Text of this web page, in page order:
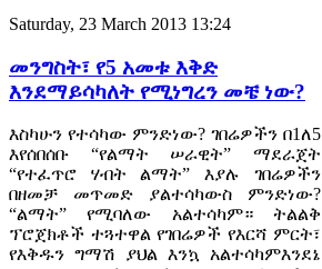
Saturday, 23 March 2013 13:24
መንግስት፣ የ5 አመቱ እቅድ
እንደማይሳካለት የሚነግረን መቼ ነው?
እስካሁን የተሳካው ምንድነው? ገበሬዎችን በ1ለ5
እየሰበሰቡ “የልማት ሠራዊት” ማደራጀት
“የተፈጥሮ ሃብት ልማት” እያሉ ገበሬዎችን
በዘመቻ መጥመድ ያልተሳካውስ ምንድነው?
“ልማት” የሚባለው አልተሳካም። ትልልቅ
ፕሮጀክቶች ተጓተዋል የገበሬዎች የእርሻ ምርት፣
የእቅዱን ግማሽ ያህል እንኳ አልተሳካምእንደኔ